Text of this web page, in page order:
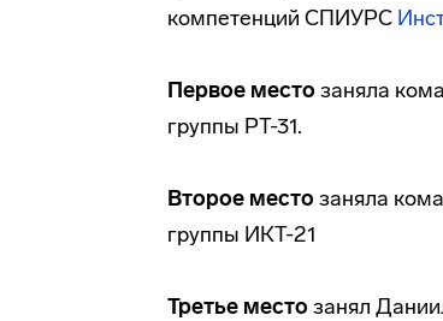
компетенций СПИУРС
Первое место заняла
группы РТ-31.
Второе место заняла
группы ИКТ-21
Третье место занял